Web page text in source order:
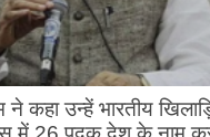
ने कहा उन्हें भारतीय